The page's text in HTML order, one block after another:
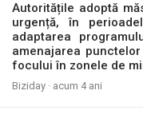
Autoritățile adoptă
urgență, în
adaptarea
amenajarea
focului în zonele de
Biziday · acum 4 ani